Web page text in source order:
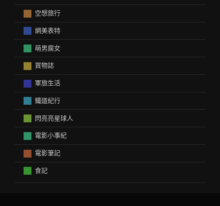
空想旅行
網美表特
萌男腐女
買物誌
軍旅生活
鐵道紀行
閃亮亮星球人
電影小事紀
電影筆記
食記